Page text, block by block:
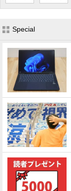
Special